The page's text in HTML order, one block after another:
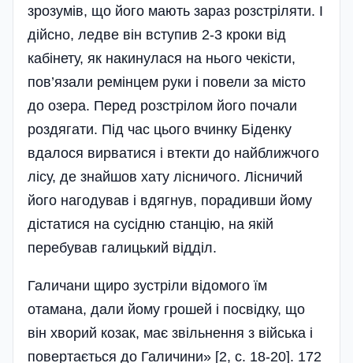
зрозумів, що його мають зараз розстріляти. І
дійсно, ледве він вступив 2-3 кроки від
кабінету, як накинулася на нього чекісти,
пов’язали ремінцем руки і повели за місто
до озера. Перед розстрілом його почали
роздягати. Під час цього вчинку Біденку
вдалося вирватися і втекти до найближчого
лісу, де знайшов хату лісничого. Лісничий
його нагодував і вдягнув, порадивши йому
дістатися на сусідню станцію, на якій
перебував галицький відділ.
Галичани щиро зустріли відомого їм
отамана, дали йому грошей і посвідку, що
він хворий козак, має звільнення з війська і
повертається до Галичини» [2, с. 18-20]. 172